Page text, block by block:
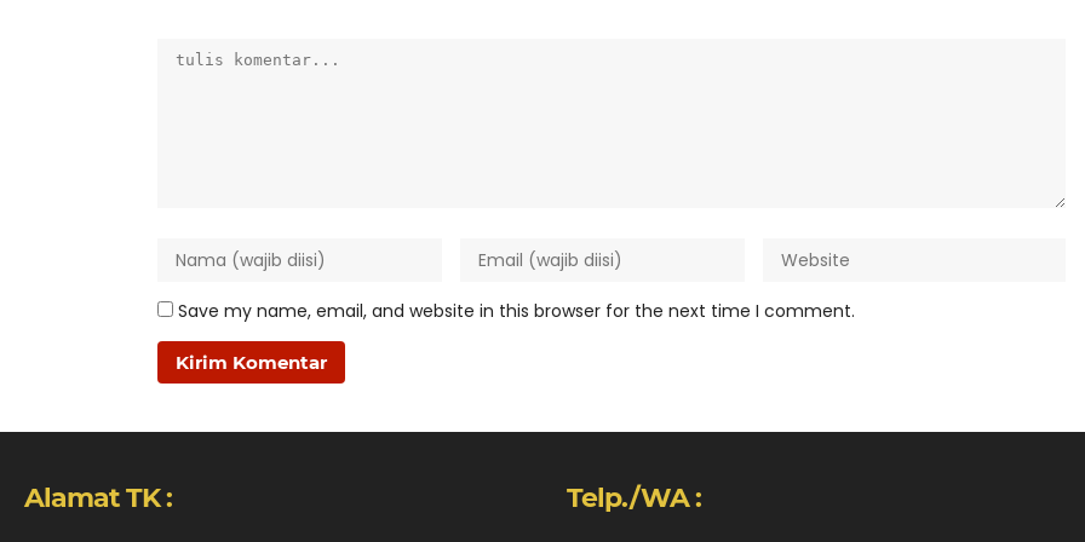
Save my name, email, and website in this browser for the next time I comment.
Alamat TK : Telp./WA :